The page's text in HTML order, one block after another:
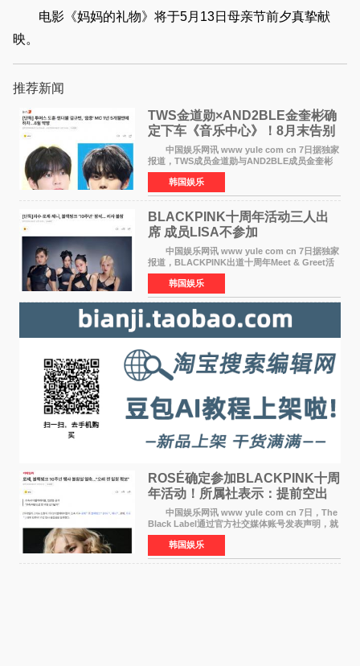
电影《妈妈的礼物》将于5月13日母亲节前夕真挚献
映。
推荐新闻
TWS金道勋×AND2BLE金奎彬确
定下车《音乐中心》！8月末告别
MC席位
中国娱乐网讯 www yule com cn 7日据独家
报道，TWS成员金道勋与AND2BLE成员金奎彬
将于8月离开《音乐中心》MC的位置。 金道
勋与金奎彬于去年3月与H2H A-NA一起被选为
《音乐中心》MC，约1
韩国娱乐
BLACKPINK十周年活动三人出
席 成员LISA不参加
中国娱乐网讯 www yule com cn 7日据独家
报道，BLACKPINK出道十周年Meet & Greet活
动将由智秀、ROS&Eacute;、JENNIE出席，
LISA将缺席。 此前BLACKPINK所属社YG并
未为组合出道十周年做
韩国娱乐
ROSÉ确定参加BLACKPINK十周
年活动！所属社表示：提前空出
了时间
中国娱乐网讯 www yule com cn 7日，The
Black Label通过官方社交媒体账号发表声明，就
近期网络上关于ROS&Eacute;个人行程及是否参
加BLACKPINK出道纪念活动的种种猜测作出正
式回应。 Th
韩国娱乐